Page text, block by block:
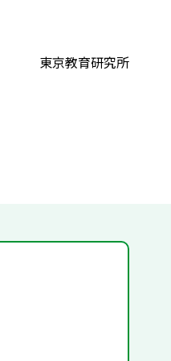
東京教育研究所